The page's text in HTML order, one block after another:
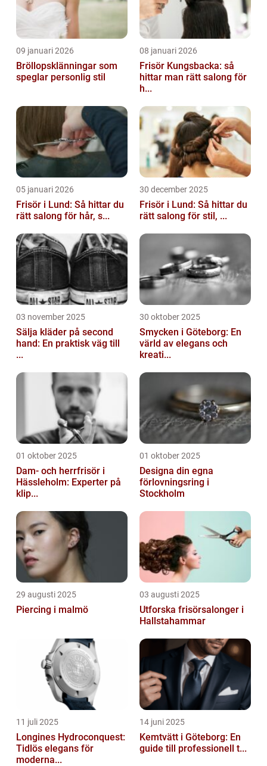
09 januari 2026
Bröllopsklänningar som
speglar personlig stil
08 januari 2026
Frisör Kungsbacka: så
hittar man rätt salong för
h...
05 januari 2026
Frisör i Lund: Så hittar du
rätt salong för hår, s...
30 december 2025
Frisör i Lund: Så hittar du
rätt salong för stil, ...
03 november 2025
Sälja kläder på second
hand: En praktisk väg till
...
30 oktober 2025
Smycken i Göteborg: En
värld av elegans och
kreati...
01 oktober 2025
Dam- och herrfrisör i
Hässleholm: Experter på
klip...
01 oktober 2025
Designa din egna
förlovningsring i
Stockholm
29 augusti 2025
Piercing i malmö
03 augusti 2025
Utforska frisörsalonger i
Hallstahammar
11 juli 2025
Longines Hydroconquest:
Tidlös elegans för
moderna...
14 juni 2025
Kemtvätt i Göteborg: En
guide till professionell t...